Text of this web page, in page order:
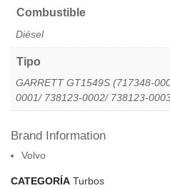
Combustible
Diésel
Tipo
GARRETT GT1549S (717348-
0001/ 738123-0002/ 738123-
Brand Information
Volvo
CATEGORÍA Turbos